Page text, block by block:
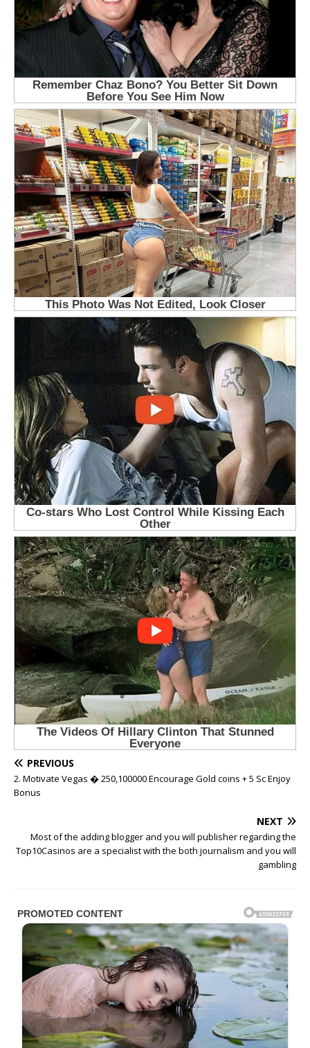
PREVIOUS
2. Motivate Vegas � 250,100000 Encourage Gold coins + 5 Sc Enjoy
Bonus
NEXT
Most of the adding blogger and you will publisher regarding the
Top10Casinos are a specialist with the both journalism and you will
gambling